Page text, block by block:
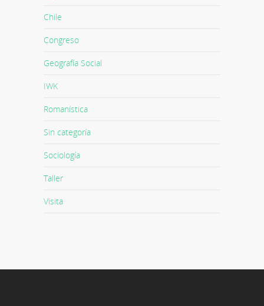
Chile
Congreso
Geografía Social
IWK
Romanística
Sin categoría
Sociología
Taller
Visita